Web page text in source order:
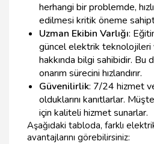
herhangi bir problemde,
edilmesi kritik öneme
Uzman Ekibin Varlığı:
güncel elektrik teknolojileri
hakkında bilgi sahibidir. Bu
onarım sürecini hızlandırır.
Güvenilirlik: 7/24 hizmet
olduklarını kanıtlarlar.
için kaliteli hizmet sunarlar.
Aşağıdaki tabloda, farklı
avantajlarını görebilirsiniz: